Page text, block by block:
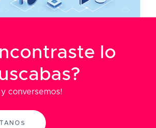
lo
y conversemos!